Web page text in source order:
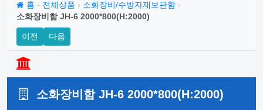
홈 › 전체상품 › 소화장비/수방자재보관함 ›
소화장비함 JH-6 2000*800(H:2000)
이전 다음
소화장비함 JH-6 2000*800(H:2000)